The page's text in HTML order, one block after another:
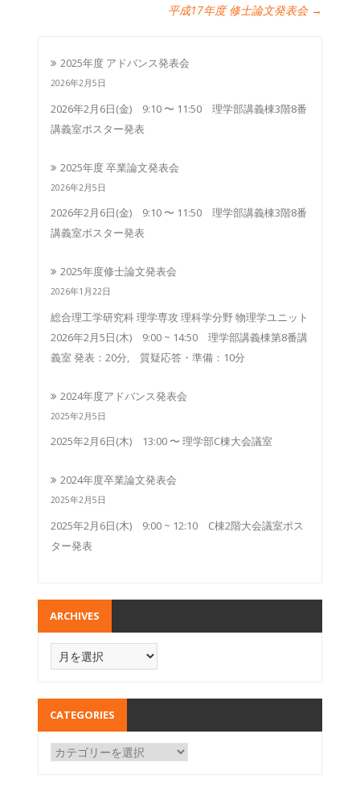
平成17年度 修士論文発表会 →
2025年度 アドバンス発表会
2026年2月5日
2026年2月6日(金) 9:10 〜 11:50 理学部講義棟3階8番
講義室ポスター発表
2025年度 卒業論文発表会
2026年2月5日
2026年2月6日(金) 9:10 〜 11:50 理学部講義棟3階8番
講義室ポスター発表
2025年度修士論文発表会
2026年1月22日
総合理工学研究科 理学専攻 理科学分野 物理学ユニット
2026年2月5日(木) 9:00 ~ 14:50 理学部講義棟第8番講
義室 発表：20分, 質疑応答・準備：10分
2024年度アドバンス発表会
2025年2月5日
2025年2月6日(木) 13:00 〜 理学部C棟大会議室
2024年度卒業論文発表会
2025年2月5日
2025年2月6日(木) 9:00 ~ 12:10 C棟2階大会議室ポス
ター発表
ARCHIVES
CATEGORIES